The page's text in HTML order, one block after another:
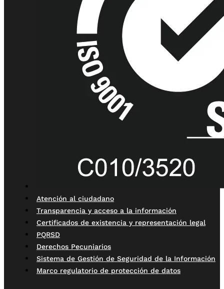
Atención al ciudadano
Transparencia y acceso a la información
Certificados de existencia y representación legal
PQRSD
Derechos Pecuniarios
Sistema de Gestión de Seguridad de la Información
Marco regulatorio de protección de datos